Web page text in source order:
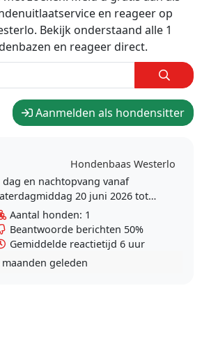
en reageer op
Bekijk onderstaand alle 1
en reageer direct.
Aanmelden als hondensitter
Hondenbaas Westerlo
dag en nachtopvang vanaf
20 juni 2026 tot
Aantal honden: 1
Beantwoorde berichten 50%
Gemiddelde reactietijd 6 uur
maanden geleden